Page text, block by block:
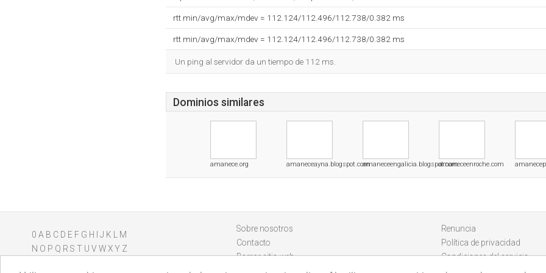
rtt min/avg/max/mdev = 112.124/112.496/112.738/0.382 ms
rtt min/avg/max/mdev = 112.124/112.496/112.738/0.382 ms
Un ping al servidor da un tiempo de 112 ms.
Dominios similares
amanece.org amaneceayna.blogspot.comamaneceengalicia.blogspot.comamaneceenroche.com
0 A B C D E F G H J K
M
N O P Q R S T U V WXY Z
Sobre nosotros
Contacto
Borrar sitio web
Renuncia
Política de privacidad
Condiciones del servicio